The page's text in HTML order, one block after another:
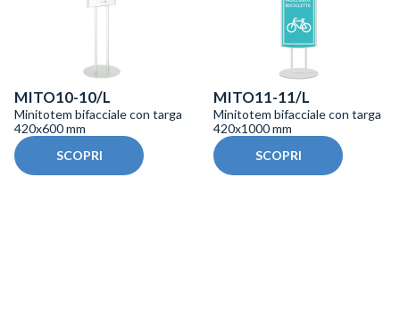
MITO10-10/L
Minitotem bifacciale con targa
420x600 mm
SCOPRI
MITO11-11/L
Minitotem bifacciale con targa
420x1000 mm
SCOPRI